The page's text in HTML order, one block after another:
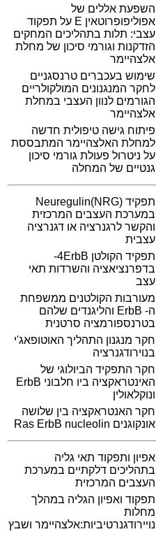
השפעת אללים של
אפוליפופרוטאין E על תפקוד
עצבי: תלות בתהליכים המחקים
הזדקנות וגורמי סיכון של מחלת
אלצהיימר
שימוש בעכברים טרנסגניים
לחקר המנגנונים המולקולריים
הגורמים לנוון העצבי במחלת
אלצהיימר
פיתוח גישה טיפולית חדשה
למחלת האלצהיימר המתבססת
על ניטרול פעולת גורמי סיכון
גנטיים של המחלה
תפקיד Neuregulin(NRG)
במערכת העצבים המרכזית
והקשר לרגנרציה או דגנרציה
עצבית
תפקיד הקולטן 4ErbB-
בדפרנציאציה והשרדות תאי
עצב
מעורבות הקולטנים ממשפחת
ה- ErbB והליגנדים שלהם
בטרנספורמציה סרטנית
חקר מנגנון התהליך האוטופאג'י
בנוירודגנרציה
חקר התפקיד הביולוגי של
האינטראקציה ביו חלבוני ErbB
ונוקלאולין
חקר האנטראקציה בין שלושה
אונקוגנים Ras ErbB nucleolin
אפיון ותפקוד תאי גליה
בתהליכים דלקתיים במערכת
העצבים המרכזית
תפקוד ואפיון הגליה במהלך
מחלות
נויירודגנרטיביות:אלצהיימר ושבץ